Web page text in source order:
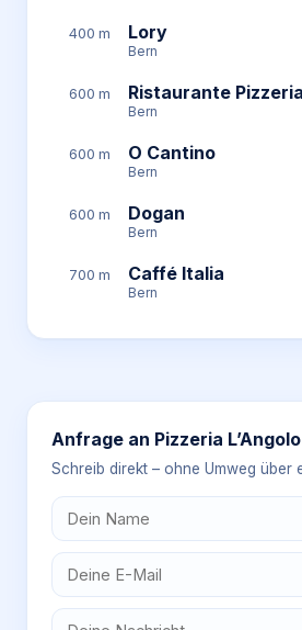
400 m Lory
Bern
600 m Ristaurante
Bern
600 m O Cantino
Bern
600 m Dogan
Bern
700 m Caffé Italia
Bern
Anfrage an Pizzeria L’Angolo
Schreib direkt – ohne Umweg über